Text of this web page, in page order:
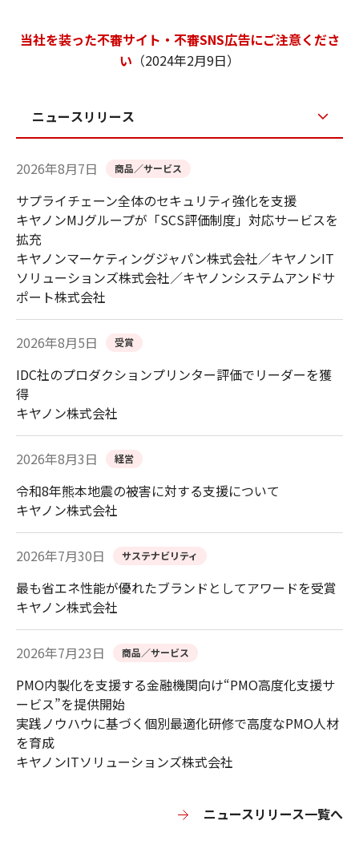
当社を装った不審サイト・不審SNS広告にご注意くださ
い （2024年2月9日）
ニュースリリース
2026年8月7日 商品／サービス
サプライチェーン全体のセキュリティ強化を支援
キヤノンMJグループが「SCS評価制度」対応サービスを
拡充
キヤノンマーケティングジャパン株式会社／キヤノンIT
ソリューションズ株式会社／キヤノンシステムアンドサ
ポート株式会社
2026年8月5日 受賞
IDC社のプロダクションプリンター評価でリーダーを獲
得
キヤノン株式会社
2026年8月3日 経営
令和8年熊本地震の被害に対する支援について
キヤノン株式会社
2026年7月30日 サステナビリティ
最も省エネ性能が優れたブランドとしてアワードを受賞
キヤノン株式会社
2026年7月23日 商品／サービス
PMO内製化を支援する金融機関向け“PMO高度化支援サ
ービス”を提供開始
実践ノウハウに基づく個別最適化研修で高度なPMO人材
を育成
キヤノンITソリューションズ株式会社
ニュースリリース一覧へ